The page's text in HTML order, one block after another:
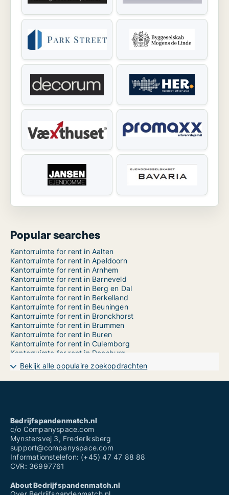
Popular searches
Kantorruimte for rent in Aalten
Kantorruimte for rent in Apeldoorn
Kantorruimte for rent in Arnhem
Kantorruimte for rent in Barneveld
Kantorruimte for rent in Berg en Dal
Kantorruimte for rent in Berkelland
Kantorruimte for rent in Beuningen
Kantorruimte for rent in Bronckhorst
Kantorruimte for rent in Brummen
Kantorruimte for rent in Buren
Kantorruimte for rent in Culemborg
Kantorruimte for rent in Doesburg
Kantorruimte for rent in Doetinchem
Kantorruimte for rent in Druten
Kantorruimte for rent in Duiven
Kantorruimte for rent in Ermelo
Kantorruimte for rent in Geldermalsen
Kantorruimte for rent in Harderwijk
Kantorruimte for rent in Hattem
Kantorruimte for rent in Heerde
Kantorruimte for rent in Heumen
Kantorruimte for rent in Lingewaard
Kantorruimte for rent in Lochem
Bekijk alle populaire zoekopdrachten
Bedrijfspandenmatch.nl
c/o Companyspace.com
Mynstersvej 3, Frederiksberg
support@companyspace.com
Informationstelefon: (+45) 47 47 88 88
CVR: 36997761
About Bedrijfspandenmatch.nl